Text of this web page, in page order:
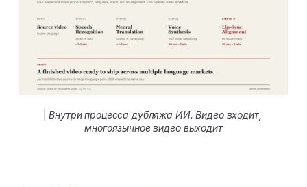
| Внутри процесса дубляжа ИИ. Видео входит,
многоязычное видео выходит